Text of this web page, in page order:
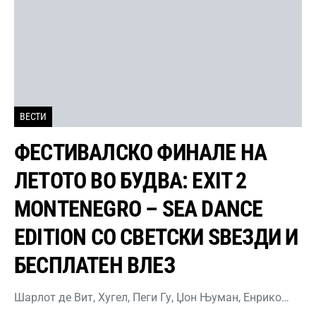
ВЕСТИ
ФЕСТИВАЛСКО ФИНАЛЕ НА
ЛЕТОТО ВО БУДВА: EXIT 2
MONTENEGRO – SEA DANCE
EDITION СО СВЕТСКИ ЅВЕЗДИ И
БЕСПЛАТЕН ВЛЕЗ
Шарлот де Вит, Хугел, Пеги Гу, Џон Њуман, Енрико…